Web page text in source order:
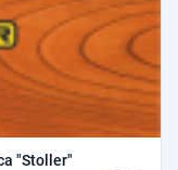
Деревянные окна европейского класса "Stoller"